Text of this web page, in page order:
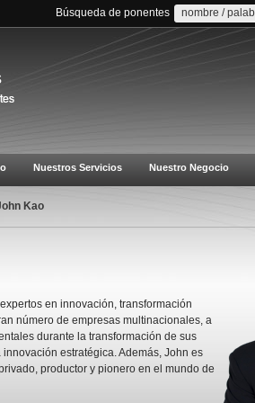
Búsqueda de ponentes
Nuestros Servicios Nuestro Negocio
Kao
en innovación, transformación
número de empresas multinacionales, a
durante la transformación de sus
estratégica. Además, John es
productor y pionero en el mundo de